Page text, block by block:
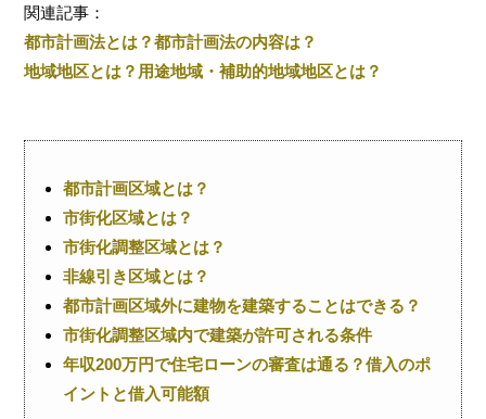
関連記事：
都市計画法とは？都市計画法の内容は？
地域地区とは？用途地域・補助的地域地区とは？
都市計画区域とは？
市街化区域とは？
市街化調整区域とは？
非線引き区域とは？
都市計画区域外に建物を建築することはできる？
市街化調整区域内で建築が許可される条件
年収200万円で住宅ローンの審査は通る？借入のポ
イントと借入可能額